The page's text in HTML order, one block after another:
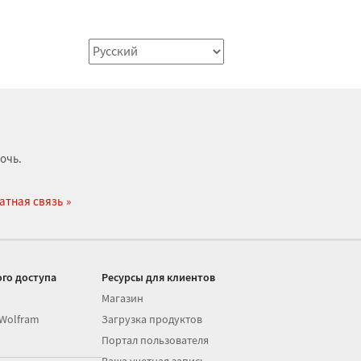
связь
доступа
Ресурсы для клиентов
Магазин
Загрузка продуктов
Портал пользователя